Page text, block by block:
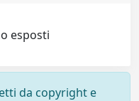
esposti
da copyright e